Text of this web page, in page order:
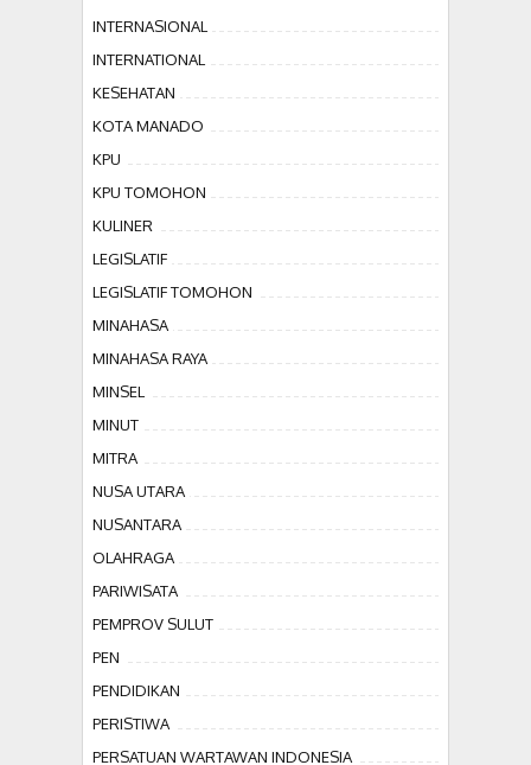
INTERNASIONAL
INTERNATIONAL
KESEHATAN
KOTA MANADO
KPU
KPU TOMOHON
KULINER
LEGISLATIF
LEGISLATIF TOMOHON
MINAHASA
MINAHASA RAYA
MINSEL
MINUT
MITRA
NUSA UTARA
NUSANTARA
OLAHRAGA
PARIWISATA
PEMPROV SULUT
PEN
PENDIDIKAN
PERISTIWA
PERSATUAN WARTAWAN INDONESIA